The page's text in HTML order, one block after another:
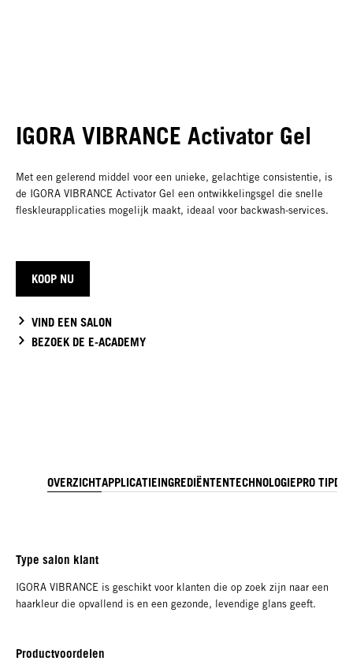
IGORA VIBRANCE Activator Gel
Met een gelerend middel voor een unieke, gelachtige consistentie, is
de IGORA VIBRANCE Activator Gel een ontwikkelingsgel die snelle
fleskleurapplicaties mogelijk maakt, ideaal voor backwash-services.
KOOP NU
VIND EEN SALON
BEZOEK DE E-ACADEMY
OVERZICHTAPPLICATIEINGREDIËNTENTECHNOLOGIEPRO TIP
Type salon klant
IGORA VIBRANCE is geschikt voor klanten die op zoek zijn naar een
haarkleur die opvallend is en een gezonde, levendige glans geeft.
Productvoordelen